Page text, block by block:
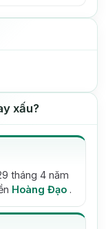
xấu?
tháng 4 năm
Hoàng Đạo .